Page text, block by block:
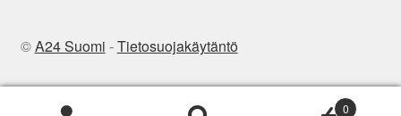
©A24 Suomi -Tietosuojakäytäntö
0